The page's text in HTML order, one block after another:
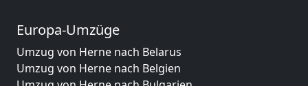
Europa-Umzüge
Umzug von Herne nach Belarus
Umzug von Herne nach Belgien